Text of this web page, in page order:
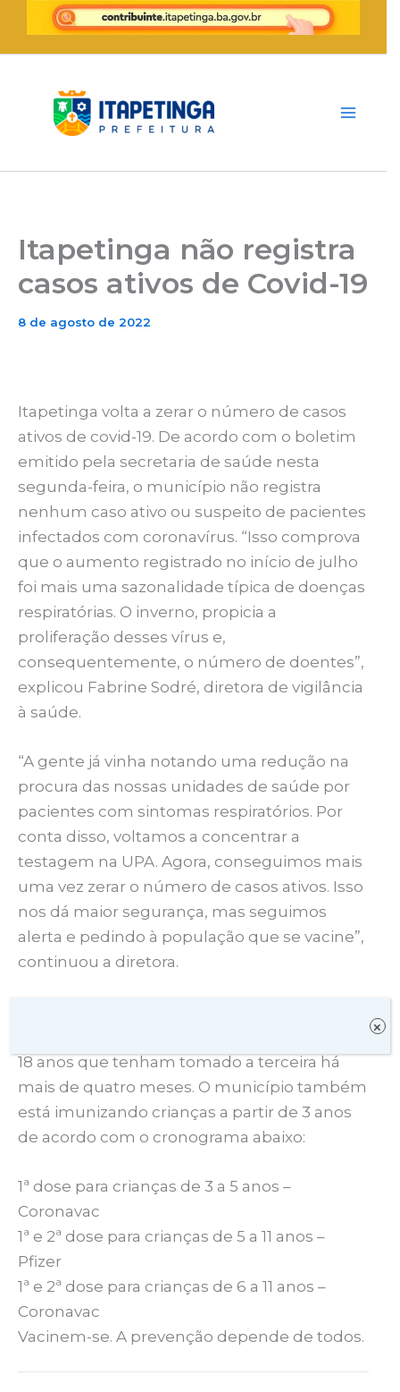
para
conteúdo
Itapetinga não registra
casos ativos de Covid-19
8 de agosto de 2022
Itapetinga volta a zerar o número de casos
ativos de covid-19. De acordo com o boletim
emitido pela secretaria de saúde nesta
segunda-feira, o município não registra
nenhum caso ativo ou suspeito de pacientes
infectados com coronavírus. “Isso comprova
que o aumento registrado no início de julho
foi mais uma sazonalidade típica de doenças
respiratórias. O inverno, propicia a
proliferação desses vírus e,
consequentemente, o número de doentes”,
explicou Fabrine Sodré, diretora de vigilância
à saúde.
“A gente já vinha notando uma redução na
procura das nossas unidades de saúde por
pacientes com sintomas respiratórios. Por
conta disso, voltamos a concentrar a
testagem na UPA. Agora, conseguimos mais
uma vez zerar o número de casos ativos. Isso
nos dá maior segurança, mas seguimos
alerta e pedindo à população que se vacine”,
continuou a diretora.
18 anos que tenham tomado a terceira há
mais de quatro meses. O município também
está imunizando crianças a partir de 3 anos
de acordo com o cronograma abaixo:
1ª dose para crianças de 3 a 5 anos –
Coronavac
1ª e 2ª dose para crianças de 5 a 11 anos –
Pfizer
1ª e 2ª dose para crianças de 6 a 11 anos –
Coronavac
Vacinem-se. A prevenção depende de todos.
×